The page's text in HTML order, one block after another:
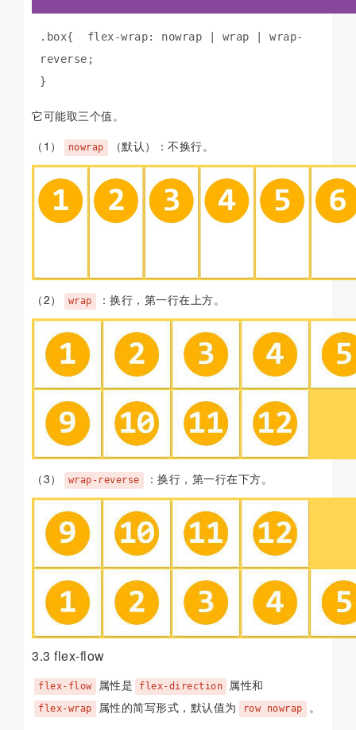
.box{  flex-wrap: nowrap | wrap | wrap-
reverse;
}
它可能取三个值。
（1）
nowrap （默认）：不换行。
（2） wrap ：换行，第一行在上方。
（3） wrap-reverse ：换行，第一行在下方。
3.3 flex-flow
flex-flow 属性是 flex-direction 属性和
flex-wrap 属性的简写形式，默认值为 row nowrap 。